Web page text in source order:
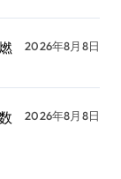
2026年8月8日
2026年8月8日